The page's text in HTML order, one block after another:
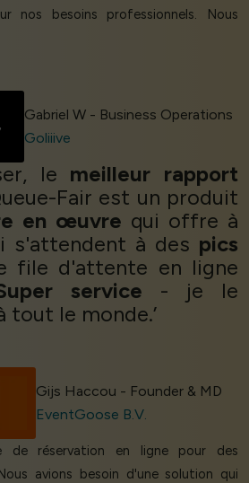
nos besoins professionnels. Nous
Gabriel W - Business Operations
Goliiive
le meilleur rapport
Fair est un produit
en œuvre qui offre à
s'attendent à des pics
file d'attente en ligne
service - je le
tout le monde.’
Gijs Haccou - Founder & MD
EventGoose B.V.
de réservation en ligne pour des
avions besoin d'une solution qui